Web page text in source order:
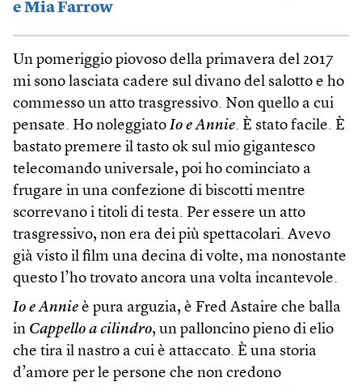
e Mia Farrow
Un pomeriggio piovoso della primavera del 2017
mi sono lasciata cadere sul divano del salotto e ho
commesso un atto trasgressivo. Non quello a cui
pensate. Ho noleggiato Io e Annie. È stato facile. È
bastato premere il tasto ok sul mio gigantesco
telecomando universale, poi ho cominciato a
frugare in una confezione di biscotti mentre
scorrevano i titoli di testa. Per essere un atto
trasgressivo, non era dei più spettacolari. Avevo
già visto il film una decina di volte, ma nonostante
questo l’ho trovato ancora una volta incantevole.
Io e Annie è pura arguzia, è Fred Astaire che balla
in Cappello a cilindro, un palloncino pieno di elio
che tira il nastro a cui è attaccato. È una storia
d’amore per le persone che non credono